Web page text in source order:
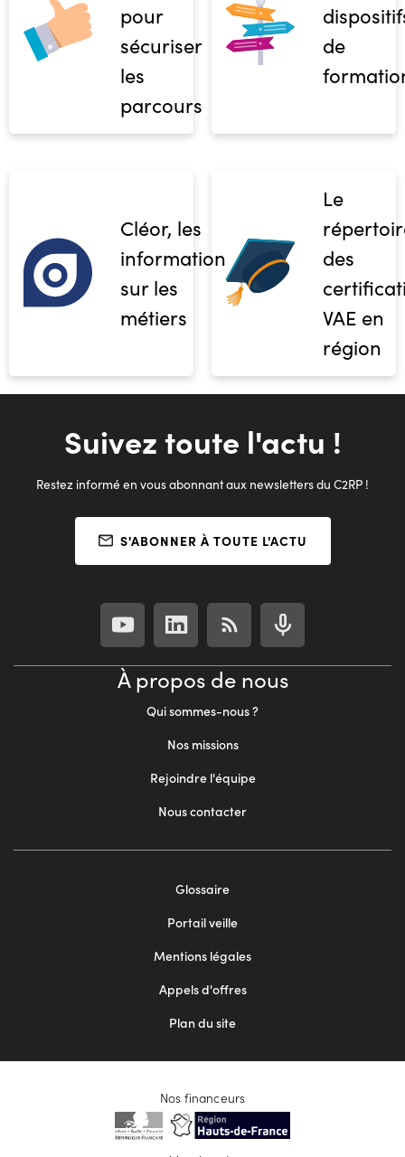
pour
sécuriser
les
parcours
de
Cléor, les
informations
sur les
métiers
Le
des
VAE en
région
Suivez toute l'actu !
Restez informé en vous abonnant aux newsletters du C2RP !
S'ABONNER À TOUTE L'ACTU
À propos de nous
Qui sommes-nous ?
Nos missions
Rejoindre l'équipe
Nous contacter
Glossaire
Portail veille
Mentions légales
Appels d'offres
Plan du site
Nos financeurs